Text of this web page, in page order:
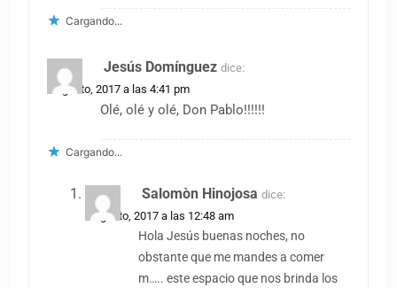
Cargando...
Jesús Domínguez dice:
8 agosto, 2017 a las 4:41 pm
Olé, olé y olé, Don Pablo!!!!!!
Cargando...
Salomòn Hinojosa dice:
9 agosto, 2017 a las 12:48 am
Hola Jesús buenas noches, no
obstante que me mandes a comer
m….. este espacio que nos brinda los